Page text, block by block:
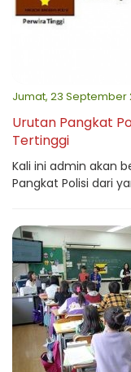
Jumat, 23 September
Urutan Pangkat
Tertinggi
Kali ini admin akan
Pangkat Polisi dari